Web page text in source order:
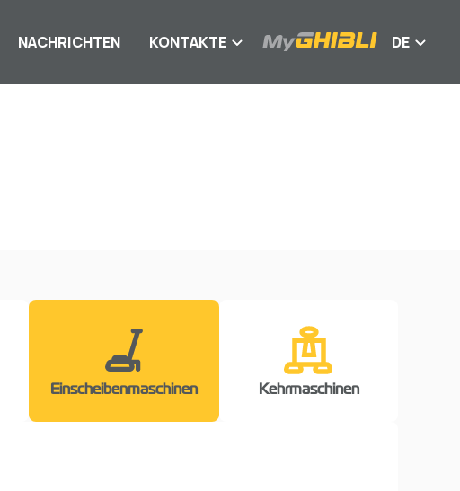
NACHRICHTEN KONTAKTE DE
Einscheibenmaschinen Kehrmaschinen